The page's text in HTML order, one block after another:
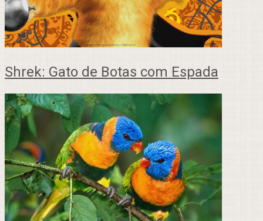
Shrek: Gato de Botas com Espada